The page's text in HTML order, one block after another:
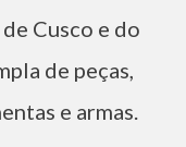
Cusco e do
de peças,
e armas.